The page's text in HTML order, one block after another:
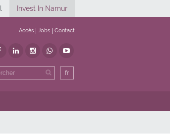
Invest In Namur
Accès Jobs Contact
fr